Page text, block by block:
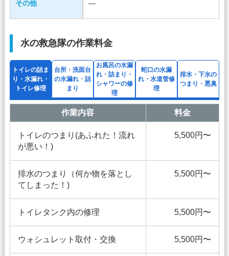
その他 ―
水の救急隊の作業料金
トイレの詰ま
り・水漏れ・
トイレ修理
作業内容 料金
トイレのつまり(あふれた！流れ
が悪い！)
5,500円〜
排水のつまり（何か物を落とし
てしまった！)
5,500円〜
トイレタンク内の修理 5,500円〜
ウォシュレット取付・交換 5,500円〜
台所・洗面台
の水漏れ・詰
まり
お風呂の水漏
れ・詰まり・
シャワーの修
理
蛇口の水漏
れ・水道管修
理
排水・下水の
つまり・悪臭